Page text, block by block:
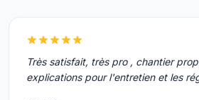
Très satisfait, très pro , chantier
explications pour l'entretien et les